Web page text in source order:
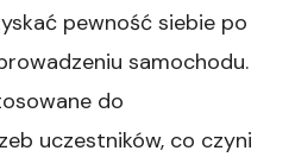
pewność siebie po
samochodu.
do
uczestników, co czyni